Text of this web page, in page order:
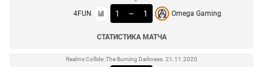
4FUN 1 – 1 Omega Gaming
СТАТИСТИКА МАТЧА
Realms Collide: The Burning Darkness. 21.11.2020